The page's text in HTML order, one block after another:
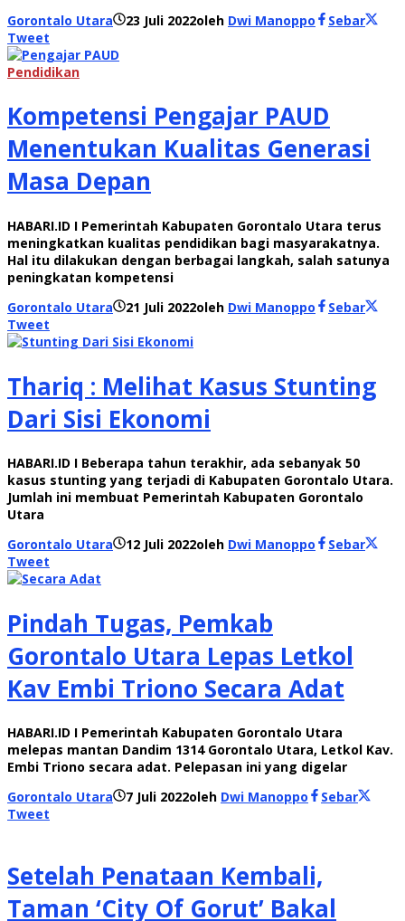
Gorontalo Utara
23 Juli 2022oleh Dwi Manoppo
Sebar
Tweet
Pendidikan
Kompetensi Pengajar PAUD
Menentukan Kualitas Generasi
Masa Depan
HABARI.ID I Pemerintah Kabupaten Gorontalo Utara terus
meningkatkan kualitas pendidikan bagi masyarakatnya.
Hal itu dilakukan dengan berbagai langkah, salah satunya
peningkatan kompetensi
Gorontalo Utara
21 Juli 2022oleh Dwi Manoppo
Sebar
Tweet
Thariq : Melihat Kasus Stunting
Dari Sisi Ekonomi
HABARI.ID I Beberapa tahun terakhir, ada sebanyak 50
kasus stunting yang terjadi di Kabupaten Gorontalo Utara.
Jumlah ini membuat Pemerintah Kabupaten Gorontalo
Utara
Gorontalo Utara
12 Juli 2022oleh Dwi Manoppo
Sebar
Tweet
Pindah Tugas, Pemkab
Gorontalo Utara Lepas Letkol
Kav Embi Triono Secara Adat
HABARI.ID I Pemerintah Kabupaten Gorontalo Utara
melepas mantan Dandim 1314 Gorontalo Utara, Letkol Kav.
Embi Triono secara adat. Pelepasan ini yang digelar
Gorontalo Utara
7 Juli 2022oleh Dwi Manoppo
Sebar
Tweet
Setelah Penataan Kembali,
Taman ‘City Of Gorut’ Bakal